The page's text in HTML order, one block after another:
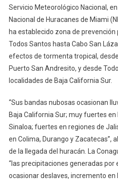
Servicio Meteorológico Nacional,
Nacional de Huracanes de Miami
ha establecido zona de
Todos Santos hasta Cabo San
efectos de tormenta tropical,
Puerto San Andresito, y desde
localidades de Baja California Sur.
“Sus bandas nubosas ocasionan
Baja California Sur; muy fuertes
Sinaloa; fuertes en regiones de
en Colima, Durango y Zacatecas”,
de la llegada del huracán. La
“las precipitaciones generadas por
ocasionar deslaves, incremento en